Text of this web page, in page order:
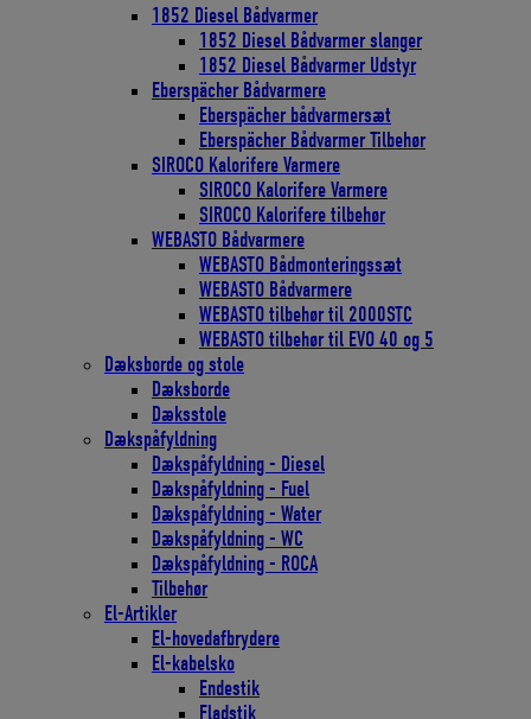
1852 Diesel Bådvarmer
1852 Diesel Bådvarmer slanger
1852 Diesel Bådvarmer Udstyr
Eberspächer Bådvarmere
Eberspächer bådvarmersæt
Eberspächer Bådvarmer Tilbehør
SIROCO Kalorifere Varmere
SIROCO Kalorifere Varmere
SIROCO Kalorifere tilbehør
WEBASTO Bådvarmere
WEBASTO Bådmonteringssæt
WEBASTO Bådvarmere
WEBASTO tilbehør til 2000STC
WEBASTO tilbehør til EVO 40 og 5
Dæksborde og stole
Dæksborde
Dæksstole
Dækspåfyldning
Dækspåfyldning - Diesel
Dækspåfyldning - Fuel
Dækspåfyldning - Water
Dækspåfyldning - WC
Dækspåfyldning - ROCA
Tilbehør
El-Artikler
El-hovedafbrydere
El-kabelsko
Endestik
Fladstik